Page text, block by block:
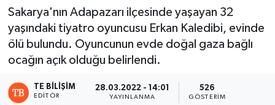
Sakarya'nın Adapazarı ilçesinde yaşayan 32
yaşındaki tiyatro oyuncusu Erkan Kaledibi, evinde
ölü bulundu. Oyuncunun evde doğal gaza bağlı
ocağın açık olduğu belirlendi.
TE BILIŞIM
EDITÖR
28.03.2022 - 14:01
YAYINLANMA
526
GÖSTERIM
Son Dakika Haberleri
Haber Arşivi